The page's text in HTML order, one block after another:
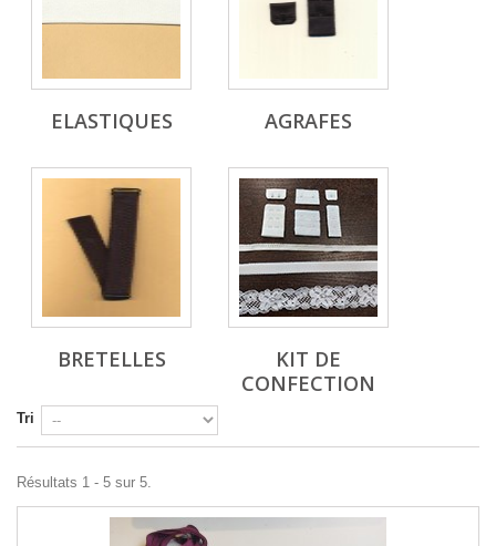
ELASTIQUES AGRAFES
BRETELLES
KIT DE
CONFECTION
Tri
Résultats 1 - 5 sur 5.